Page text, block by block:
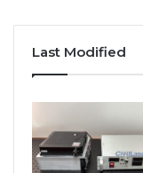
Last Modified